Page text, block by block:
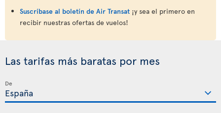
Suscríbase al boletín de Air Transat ¡y sea el primero en
recibir nuestras ofertas de vuelos!
Las tarifas más baratas por mes
De